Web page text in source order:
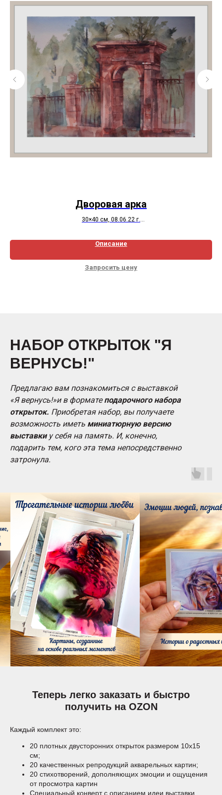
Дворовая арка
30×40 см, 08.06.22 г.
Описание
Запросить цену
НАБОР ОТКРЫТОК "Я
ВЕРНУСЬ!"
Предлагаю вам познакомиться с выставкой
«Я вернусь!»и в форматеподарочного набора
открыток. Приобретая набор, вы получаете
возможность иметь миниатюрную версию
выставкиу себя на память. И, конечно,
подарить тем, кого эта тема непосредственно
затронула.
Теперь легко заказать и быстро
получить на OZON
Каждый комплект это:
20 плотных двусторонних открыток размером 10х15
см;
20 качественных репродукций акварельных картин;
20 стихотворений, дополняющих эмоции и ощущения
от просмотра картин
Специальный конверт с описанием идеи выставки,